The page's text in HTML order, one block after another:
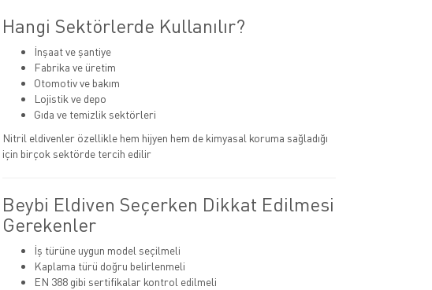
Hangi Sektörlerde Kullanılır?
İnşaat ve şantiye
Fabrika ve üretim
Otomotiv ve bakım
Lojistik ve depo
Gıda ve temizlik sektörleri
Nitril eldivenler özellikle hem hijyen hem de kimyasal koruma sağladığı
için birçok sektörde tercih edilir
Beybi Eldiven Seçerken Dikkat Edilmesi
Gerekenler
İş türüne uygun model seçilmeli
Kaplama türü doğru belirlenmeli
EN 388 gibi sertifikalar kontrol edilmeli